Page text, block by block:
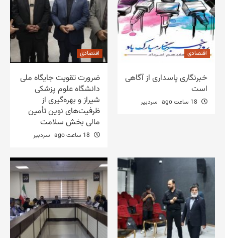
اقتصادی
خبرنگاری پاسداری از آگاهی
است
سردبیر
اقتصادی
ضرورت تقویت جایگاه ملی
دانشگاه علوم پزشکی
شیراز و بهره‌گیری از
ظرفیت‌های نوین تأمین
مالی بخش سلامت
سردبیر